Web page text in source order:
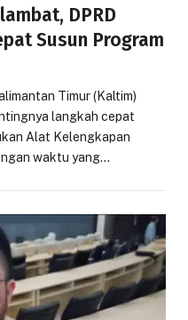
DPRD
Susun Program
Timur (Kaltim)
langkah cepat
Alat Kelengkapan
waktu yang…